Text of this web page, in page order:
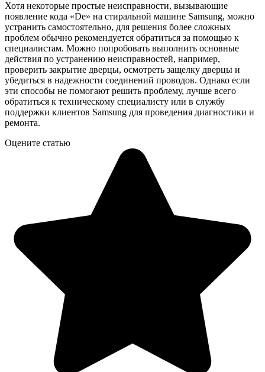
Хотя некоторые простые неисправности, вызывающие
появление кода «De» на стиральной машине Samsung, можно
устранить самостоятельно, для решения более сложных
проблем обычно рекомендуется обратиться за помощью к
специалистам. Можно попробовать выполнить основные
действия по устранению неисправностей, например,
проверить закрытие дверцы, осмотреть защелку дверцы и
убедиться в надежности соединений проводов. Однако если
эти способы не помогают решить проблему, лучше всего
обратиться к техническому специалисту или в службу
поддержки клиентов Samsung для проведения диагностики и
ремонта.
Оцените статью